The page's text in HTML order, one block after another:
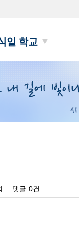
일 학교
댓글 0건